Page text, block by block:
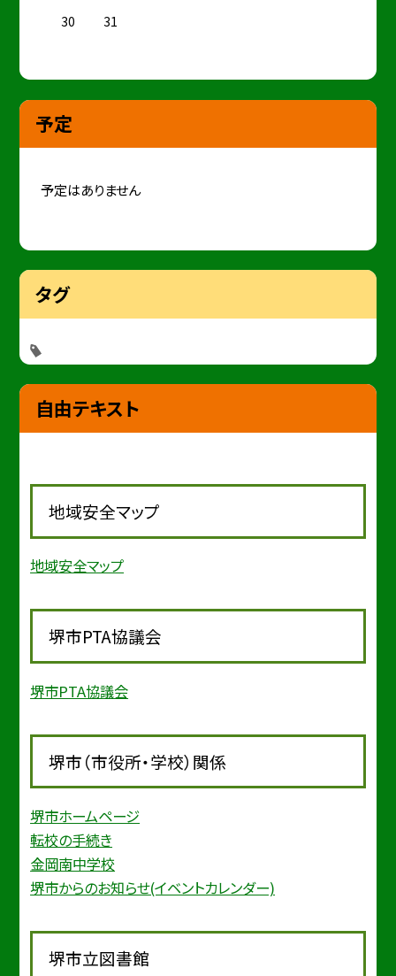
30
31
予定
予定はありません
タグ
自由テキスト
地域安全マップ
地域安全マップ
堺市PTA協議会
堺市PTA協議会
堺市（市役所・学校）関係
堺市ホームページ
転校の手続き
金岡南中学校
堺市からのお知らせ(イベントカレンダー)
堺市立図書館